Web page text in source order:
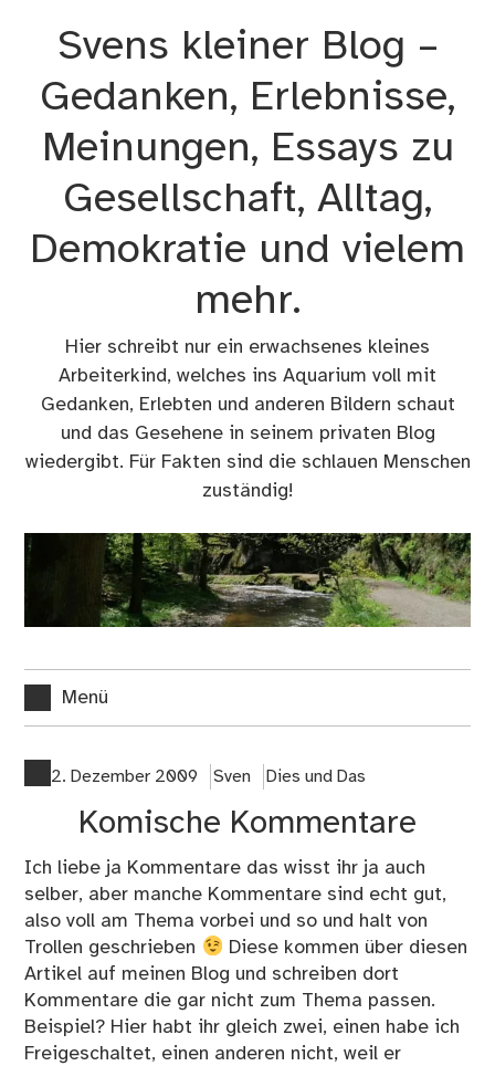
Svens kleiner Blog –
Gedanken, Erlebnisse,
Meinungen, Essays zu
Gesellschaft, Alltag,
Demokratie und vielem
mehr.
Hier schreibt nur ein erwachsenes kleines
Arbeiterkind, welches ins Aquarium voll mit
Gedanken, Erlebten und anderen Bildern schaut
und das Gesehene in seinem privaten Blog
wiedergibt. Für Fakten sind die schlauen Menschen
zuständig!
Menü
2. Dezember 2009 Sven Dies und Das
Komische Kommentare
Ich liebe ja Kommentare das wisst ihr ja auch
selber, aber manche Kommentare sind echt gut,
also voll am Thema vorbei und so und halt von
Trollen geschrieben
Diese kommen über diesen
Artikel auf meinen Blog und schreiben dort
Kommentare die gar nicht zum Thema passen.
Beispiel? Hier habt ihr gleich zwei, einen habe ich
Freigeschaltet, einen anderen nicht, weil er